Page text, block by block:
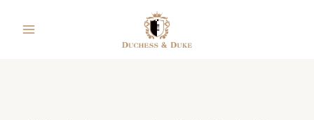
instagram
line